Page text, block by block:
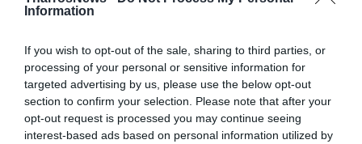
Information
If you wish to opt-out of the sale, sharing to third parties, or
processing of your personal or sensitive information for
targeted advertising by us, please use the below opt-out
section to confirm your selection. Please note that after your
opt-out request is processed you may continue seeing
interest-based ads based on personal information utilized by